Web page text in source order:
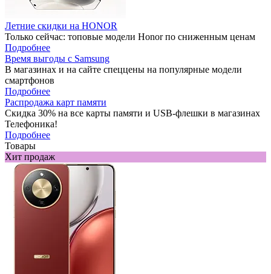
Летние скидки на HONOR
Только сейчас: топовые модели Honor по сниженным ценам
Подробнее
Время выгоды с Samsung
В магазинах и на сайте спеццены на популярные модели
смартфонов
Подробнее
Распродажа карт памяти
Скидка 30% на все карты памяти и USB-флешки в магазинах
Телефоника!
Подробнее
Товары
Хит продаж